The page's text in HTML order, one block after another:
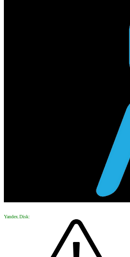
Yandex.Disk: